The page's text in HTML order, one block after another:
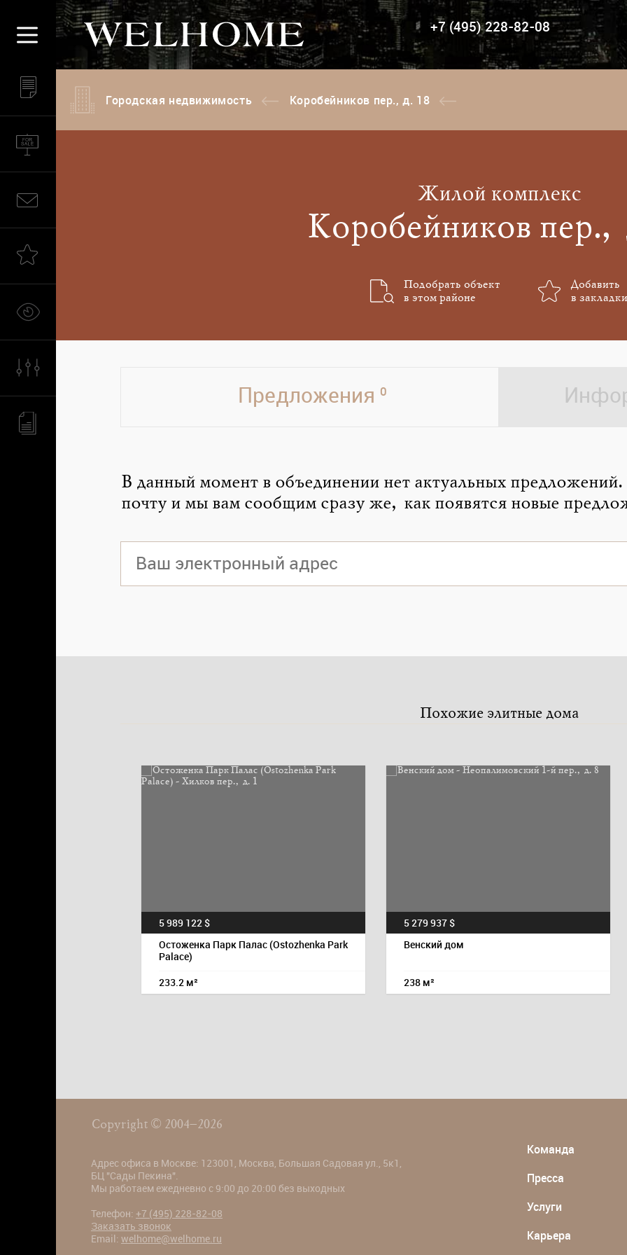
+7 (495) 228-82-08
Городская недвижимость Коробейников пер., д. 18
Жилой комплекс
Коробейников пер.,
Подобрать объект
в этом районе
Добавить
в закладки
Предложения 0
В данный момент в объединении нет актуальных
почту и мы вам сообщим сразу же, как появятся новые
Похожие элитные дома
5 989 122 $
Остоженка Парк Палас (Ostozhenka Park
Palace)
233.2 м²
5 279 937 $
Венский дом
238 м²
Copyright © 2004–2026
Адрес офиса в Москве: 123001, Москва, Большая Садовая ул., 5к1,
БЦ "Сады Пекина".
Мы работаем ежедневно с 9:00 до 20:00 без выходных
Телефон: +7 (495) 228-82-08
Заказать звонок
Email: welhome@welhome.ru
Команда
Пресса
Услуги
Карьера